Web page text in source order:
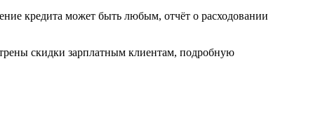
кредита может быть любым, отчёт о расходовании
скидки зарплатным клиентам, подробную